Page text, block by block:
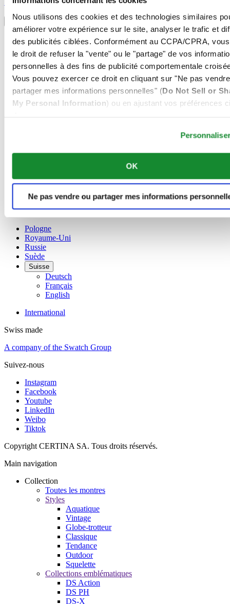
Nous utilisons des cookies et des technologies similaires
améliorer votre expérience sur le site, analyser le trafic et
des publicités ciblées. Conformément au CCPA/CPRA,
le droit de refuser la "vente" ou le "partage" de vos
personnelles à des fins de publicité comportementale
Vous pouvez exercer ce droit en cliquant sur "Ne pas
partager mes informations personnelles" (Do Not Sell or
My Personal Information) ou en ajustant vos préférences
OK
Ne pas vendre ou partager mes informations
Sélecteur de langue
Allemagne
Autriche
Belgique
Dutch
Français
Chine
简体中文
France
English
Français
Norvège
Pays-Bas
Pologne
Royaume-Uni
Russie
Suède
Suisse
Deutsch
Français
English
International
Swiss made
A company of the Swatch Group
Suivez-nous
Instagram
Facebook
Youtube
LinkedIn
Weibo
Tiktok
Copyright CERTINA SA. Tous droits réservés.
Main navigation
Collection
Toutes les montres
Styles
Aquatique
Vintage
Globe-trotteur
Classique
Tendance
Outdoor
Squelette
Collections emblématiques
DS Action
DS PH
DS-X